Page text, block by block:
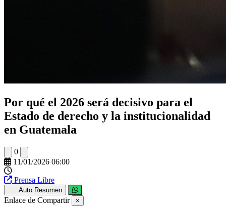
Por qué el 2026 será decisivo para el
Estado de derecho y la institucionalidad
en Guatemala
0
11/01/2026 06:00
Prensa Libre
Auto Resumen
Enlace de Compartir ×